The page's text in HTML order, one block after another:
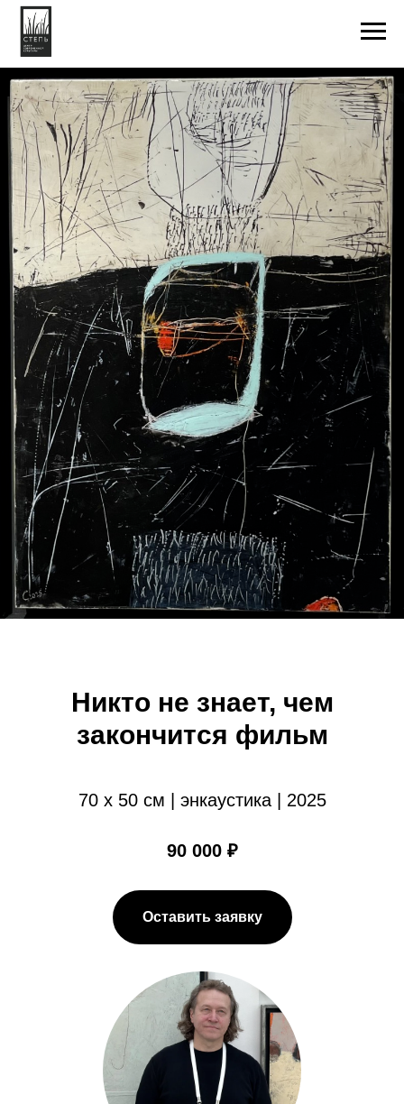
Никто не знает, чем
закончится фильм
70 х 50 см | энкаустика | 2025
90 000 ₽
Оставить заявку